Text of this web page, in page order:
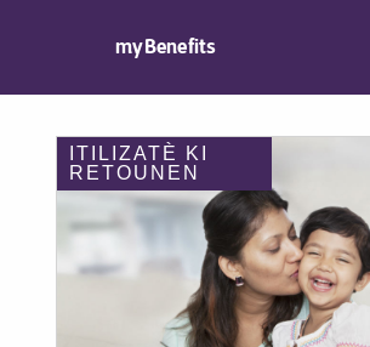
myBenefits
ITILIZATÈ KI
RETOUNEN